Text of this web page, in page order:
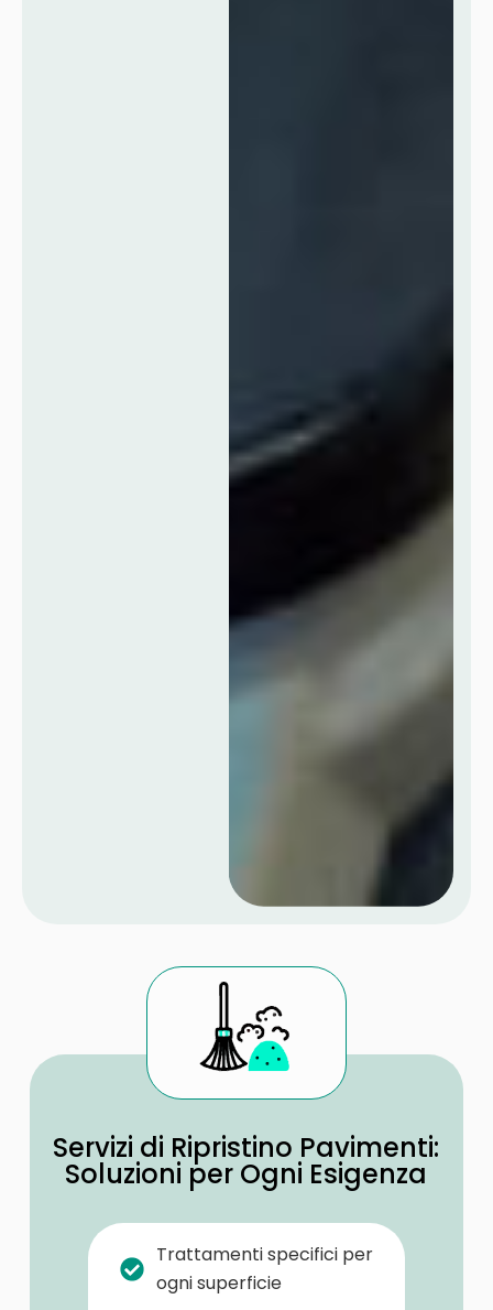
Servizi di Ripristino Pavimenti:
Soluzioni per Ogni Esigenza
Trattamenti specifici per
ogni superficie